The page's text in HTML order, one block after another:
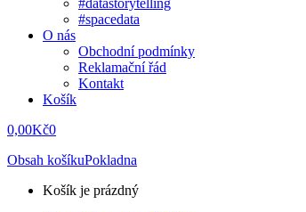
#datastorytelling
#spacedata
O nás
Obchodní podmínky
Reklamační řád
Kontakt
Košík
0,00Kč0
Obsah košíkuPokladna
Košík je prázdný